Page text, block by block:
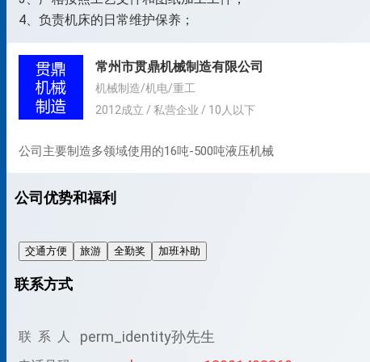
常州市贯鼎机械制造有限公司
机械制造/机电/重工
2012成立 / 私营企业 / 10人以下
公司主要制造多领域使用的16吨-500吨液压机械
公司优势和福利
交通方便 旅游 全勤奖 加班补助
联系方式
联 系 人 perm_identity孙先生